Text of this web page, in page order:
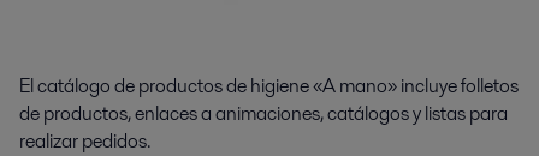
El catálogo de productos de higiene «A mano» incluye folletos
de productos, enlaces a animaciones, catálogos y listas para
realizar pedidos.